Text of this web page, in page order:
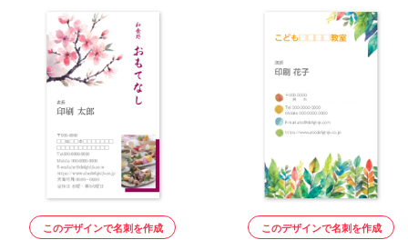
このデザインで名刺を作成 このデザインで名刺を作成